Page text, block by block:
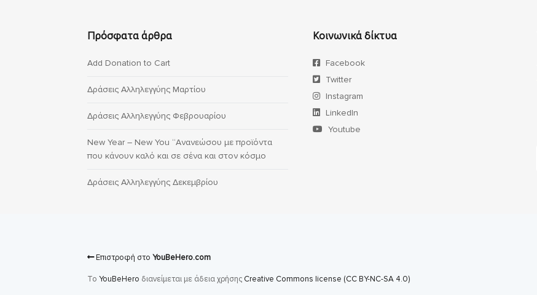
Πρόσφατα άρθρα
Add Donation to Cart
Δράσεις Αλληλεγγύης Μαρτίου
Δράσεις Αλληλεγγύης Φεβρουαρίου
New Year – New You “Ανανεώσου με προϊόντα
που κάνουν καλό και σε σένα και στον κόσμο
Δράσεις Αλληλεγγύης Δεκεμβρίου
Κοινωνικά δίκτυα
Facebook
Twitter
Instagram
LinkedIn
Youtube
Επιστροφή στο YouBeHero.com
Το YouBeHero διανείμεται με άδεια χρήσης Creative Commons license (CC BY-NC-SA 4.0)